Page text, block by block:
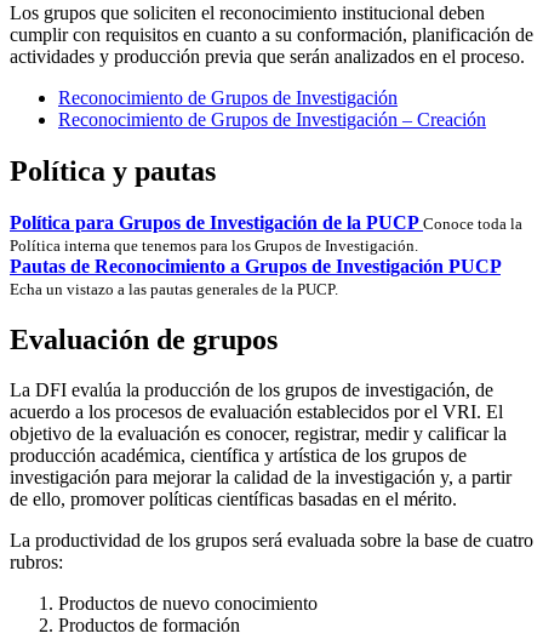
Los grupos que soliciten el reconocimiento institucional deben
cumplir con requisitos en cuanto a su conformación, planificación de
actividades y producción previa que serán analizados en el proceso.
Reconocimiento de Grupos de Investigación
Reconocimiento de Grupos de Investigación – Creación
Política y pautas
Política para Grupos de Investigación de la PUCP Conoce toda la
Política interna que tenemos para los Grupos de Investigación.
Pautas de Reconocimiento a Grupos de Investigación PUCP
Echa un vistazo a las pautas generales de la PUCP.
Evaluación de grupos
La DFI evalúa la producción de los grupos de investigación, de
acuerdo a los procesos de evaluación establecidos por el VRI. El
objetivo de la evaluación es conocer, registrar, medir y calificar la
producción académica, científica y artística de los grupos de
investigación para mejorar la calidad de la investigación y, a partir
de ello, promover políticas científicas basadas en el mérito.
La productividad de los grupos será evaluada sobre la base de cuatro
rubros:
Productos de nuevo conocimiento
Productos de formación